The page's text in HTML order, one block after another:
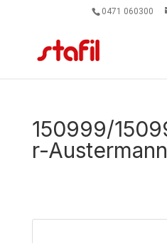
0471 060300
150999/
r-